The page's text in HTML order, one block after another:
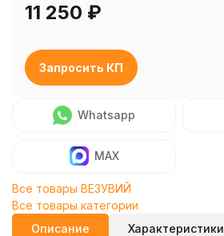
11 250 ₽
Запросить КП
Whatsapp
MAX
Все товары ВЕЗУВИЙ
Все товары категории
Описание
Характеристики